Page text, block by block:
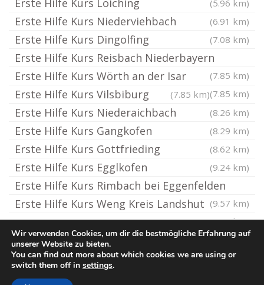
Erste Hilfe Kurs Loiching (5.96 km)
Erste Hilfe Kurs Niederviehbach (6.91 km)
Erste Hilfe Kurs Dingolfing (7.08 km)
Erste Hilfe Kurs Reisbach Niederbayern
(7.85 km)
Erste Hilfe Kurs Wörth an der Isar
(7.85 km)
Erste Hilfe Kurs Vilsbiburg (7.85 km)
Erste Hilfe Kurs Niederaichbach (8.26 km)
Erste Hilfe Kurs Gangkofen (8.29 km)
Erste Hilfe Kurs Gottfrieding (8.62 km)
Erste Hilfe Kurs Egglkofen (9.24 km)
Erste Hilfe Kurs Rimbach bei Eggenfelden
(9.57 km)
Erste Hilfe Kurs Weng Kreis Landshut
(9.97 km)
© Erste-Hilfe-Kurs.rocks
Wir verwenden Cookies, um dir die bestmögliche Erfahrung auf
unserer Website zu bieten.
You can find out more about which cookies we are using or
switch them off in settings.